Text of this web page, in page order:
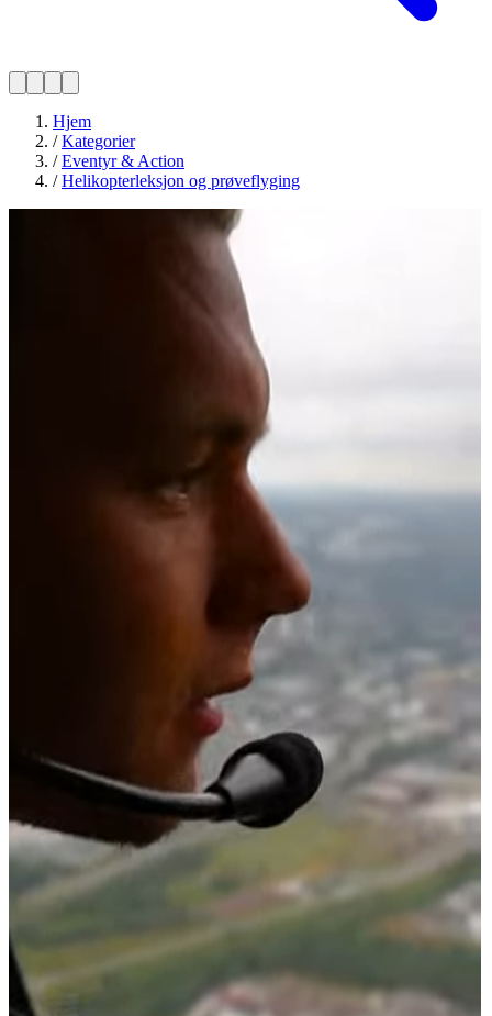
Hjem
/Kategorier
/Eventyr & Action
/Helikopterleksjon og prøveflyging